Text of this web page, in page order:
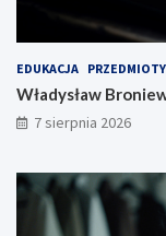
EDUKACJA
Władysław
7 sierpnia 2026